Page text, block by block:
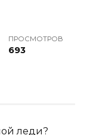
ПРОСМОТРОВ
693
леди?